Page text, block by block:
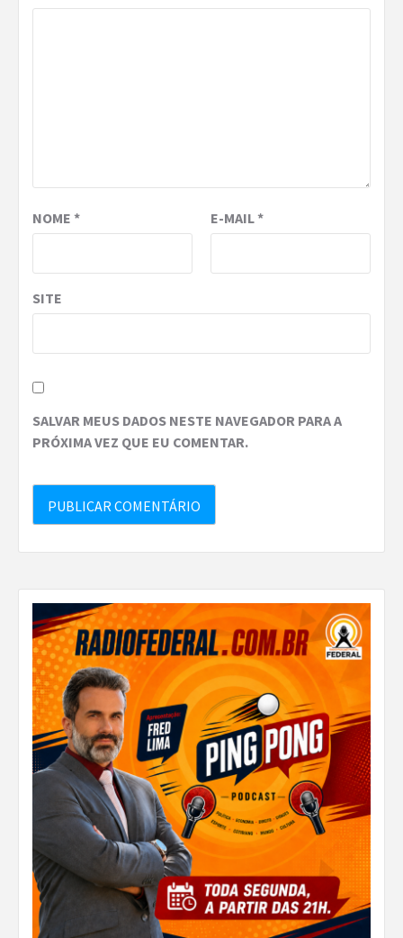
NOME * E-MAIL*
SITE
SALVAR MEUS DADOS NESTE NAVEGADOR PARA A
PRÓXIMA VEZ QUE EU COMENTAR.